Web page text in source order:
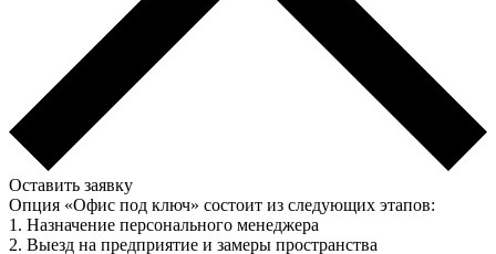
Оставить заявку
Опция «Офис под ключ» состоит из следующих этапов:
1. Назначение персонального менеджера
2. Выезд на предприятие и замеры пространства